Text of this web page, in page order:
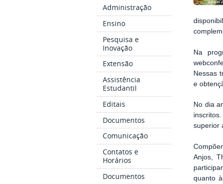
Administração
Ensino
Pesquisa e
Inovação
Extensão
Assistência
Estudantil
Editais
Documentos
Comunicação
Contatos e
Horários
Documentos
Na
Nessas
e
No dia
superior
Anjos,
quanto